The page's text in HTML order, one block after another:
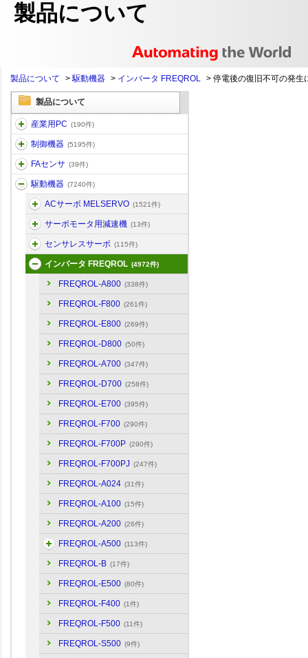
製品について
製品について >駆動機器 > インバータ FREQROL > 停電後の復旧不可の発生
製品について
産業用PC (190件)
制御機器 (5195件)
FAセンサ (39件)
駆動機器 (7240件)
ACサーボ MELSERVO (1521件)
サーボモータ用減速機 (13件)
センサレスサーボ (115件)
インバータ FREQROL (4972件)
FREQROL-A800 (338件)
FREQROL-F800 (261件)
FREQROL-E800 (269件)
FREQROL-D800 (50件)
FREQROL-A700 (347件)
FREQROL-D700 (258件)
FREQROL-E700 (395件)
FREQROL-F700 (290件)
FREQROL-F700P (290件)
FREQROL-F700PJ (247件)
FREQROL-A024 (31件)
FREQROL-A100 (15件)
FREQROL-A200 (26件)
FREQROL-A500 (113件)
FREQROL-B (17件)
FREQROL-E500 (80件)
FREQROL-F400 (1件)
FREQROL-F500 (11件)
FREQROL-S500 (9件)